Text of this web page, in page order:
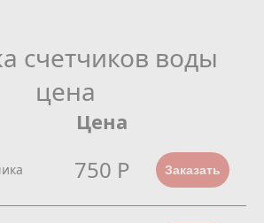
счетчиков воды
цена
Цена
750 Р Заказать